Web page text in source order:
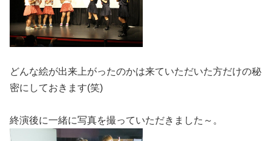
どんな絵が出来上がったのかは来ていただいた方だけの秘
密にしておきます(笑)
終演後に一緒に写真を撮っていただきました～。